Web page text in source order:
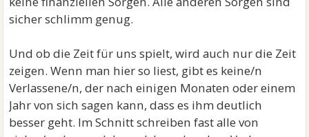
sicher schlimm genug.
Und ob die Zeit für uns spielt, wird auch nur die Zeit
zeigen. Wenn man hier so liest, gibt es keine/n
Verlassene/n, der nach einigen Monaten oder einem
Jahr von sich sagen kann, dass es ihm deutlich
besser geht. Im Schnitt schreiben fast alle von